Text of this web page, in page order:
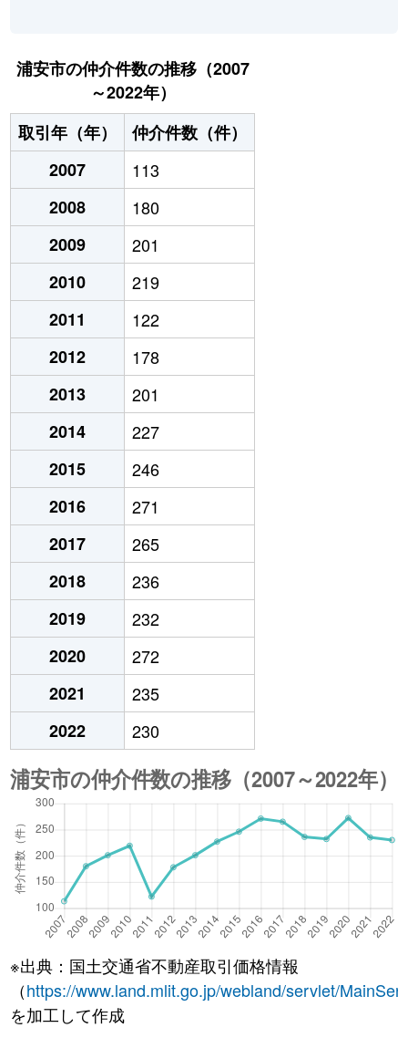
浦安市の仲介件数の推移（2007
～2022年）
取引年（年）
仲介件数（件）
2007
113
2008
180
2009
201
2010
219
2011
122
2012
178
2013
201
2014
227
2015
246
2016
271
2017
265
2018
236
2019
232
2020
272
2021
235
2022
230
※出典：国土交通省不動産取引価格情報
（https://www.land.mlit.go.jp/webland/servlet/
を加工して作成